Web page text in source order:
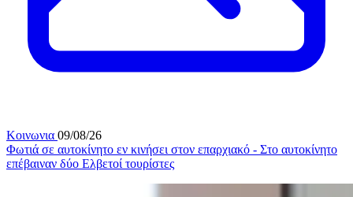
Κοινωνια 09/08/26
Φωτιά σε αυτοκίνητο εν κινήσει στον επαρχιακό - Στο αυτοκίνητο
επέβαιναν δύο Ελβετοί τουρίστες